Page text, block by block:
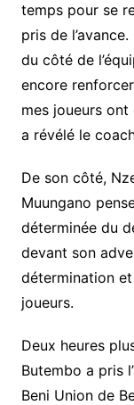
temps pour se
pris de
du côté de
encore
mes joueurs
a révélé le
De son côté,
Muungano
déterminée du
devant son
détermination
joueurs.
Deux heures
Butembo a pris
Beni Union de